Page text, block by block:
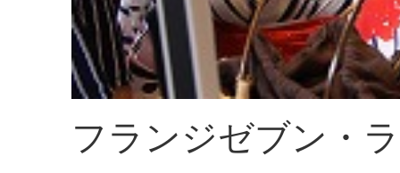
フランジゼブン・